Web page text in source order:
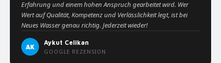
Erfahrung und einem hohen Anspruch gearbeitet wird. Wer
Wert auf Qualität, Kompetenz und Verlässlichkeit legt, ist bei
Neues Wasser genau richtig. Jederzeit wieder!
AK
Aykut Celikan
GOOGLE REZENSION